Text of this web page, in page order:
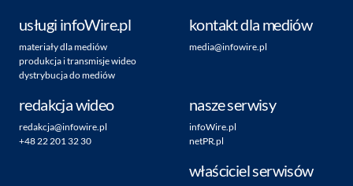
usługi infoWire.pl
materiały dla mediów
produkcja i transmisje wideo
dystrybucja do mediów
kontakt dla mediów
media@infowire.pl
redakcja wideo
redakcja@infowire.pl
+48 22 201 32 30
nasze serwisy
infoWire.pl
netPR.pl
właściciel serwisów